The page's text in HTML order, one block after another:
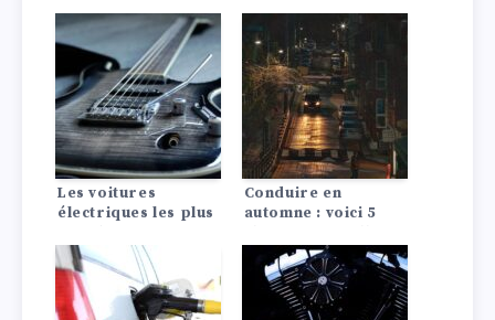
à la personne qui
vous est chère pour
la Saint-Valentin
Les voitures
électriques les plus
nouvelle génération
de voitures
électriques
étonnamment
Conduire en
automne : voici 5
vous devez faire
attention